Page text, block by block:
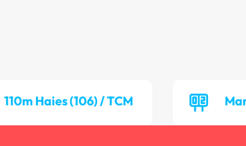
110m Haies (106) / TCM